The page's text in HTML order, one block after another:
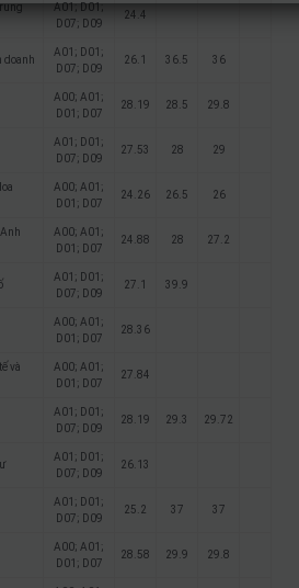
A01; D01;
D07; D09
24.4
doanh
A01; D01;
D07; D09
26.1 36.5 36
A00; A01;
D01; D07
28.19 28.5 29.8
A01; D01;
D07; D09
27.53 28 29
A00; A01;
D01; D07
24.26 26.5 26
A00; A01;
D01; D07
24.88 28 27.2
A01; D01;
D07; D09
27.1 39.9
A00; A01;
D01; D07
28.36
và
A00; A01;
D01; D07
27.84
A01; D01;
D07; D09
28.19 29.3 29.72
A01; D01;
D07; D09
26.13
A01; D01;
D07; D09
25.2 37 37
A00; A01;
D01; D07
28.58 29.9 29.8